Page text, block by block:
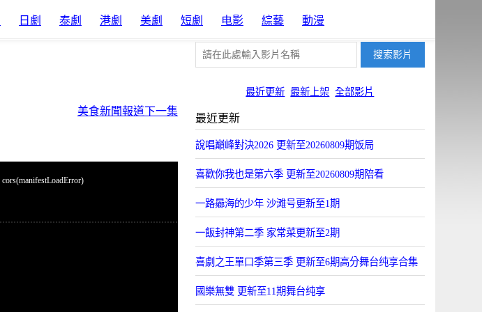
日劇 泰劇 港劇 美劇 短劇 电影 綜藝 動漫
最近更新 最新上架 全部影片
美食新聞報道下一集
最近更新
說唱巔峰對決2026 更新至20260809期饭局
喜歡你我也是第六季 更新至20260809期陪看
一路曏海的少年 沙滩号更新至1期
一飯封神第二季 家常菜更新至2期
喜劇之王單口季第三季 更新至6期高分舞台纯享合集
國樂無雙 更新至11期舞台纯享